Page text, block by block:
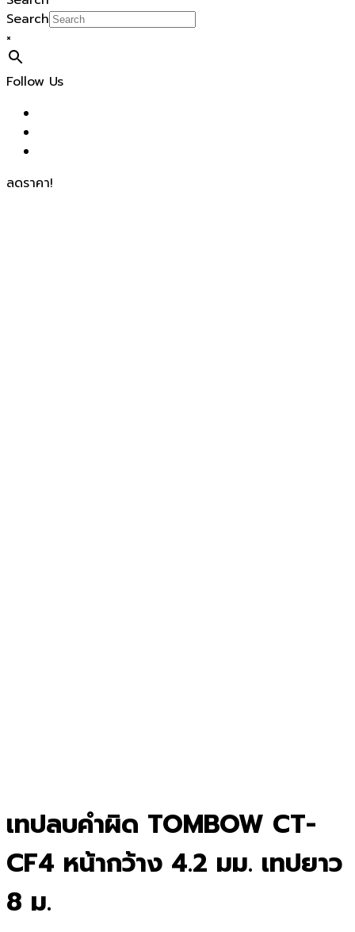
Search
×
Follow Us
ลดราคา!
เทปลบคำผิด TOMBOW CT-
CF4 หน้ากว้าง 4.2 มม. เทปยาว
8 ม.